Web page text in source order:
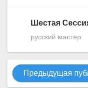
Шестая
русский мастер
Предыдущая